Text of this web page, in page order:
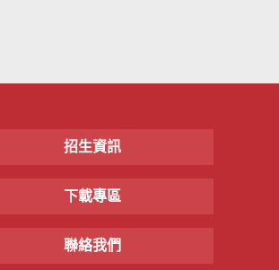
招生資訊
下載專區
聯絡我們